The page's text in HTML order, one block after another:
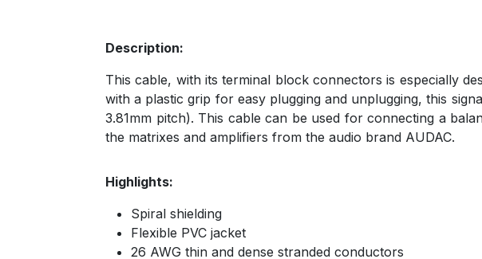
Description:
This cable, with its terminal block connectors is especially
with a plastic grip for easy plugging and unplugging, this
3.81mm pitch). This cable can be used for connecting a
the matrixes and amplifiers from the audio brand AUDAC.
Highlights:
Spiral shielding
Flexible PVC jacket
26 AWG thin and dense stranded conductors